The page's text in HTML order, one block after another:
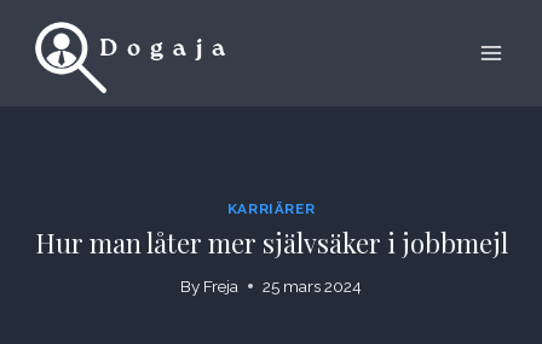
KARRIÄRER
Hur man låter mer självsäker i jobbmejl
By Freja 25 mars 2024